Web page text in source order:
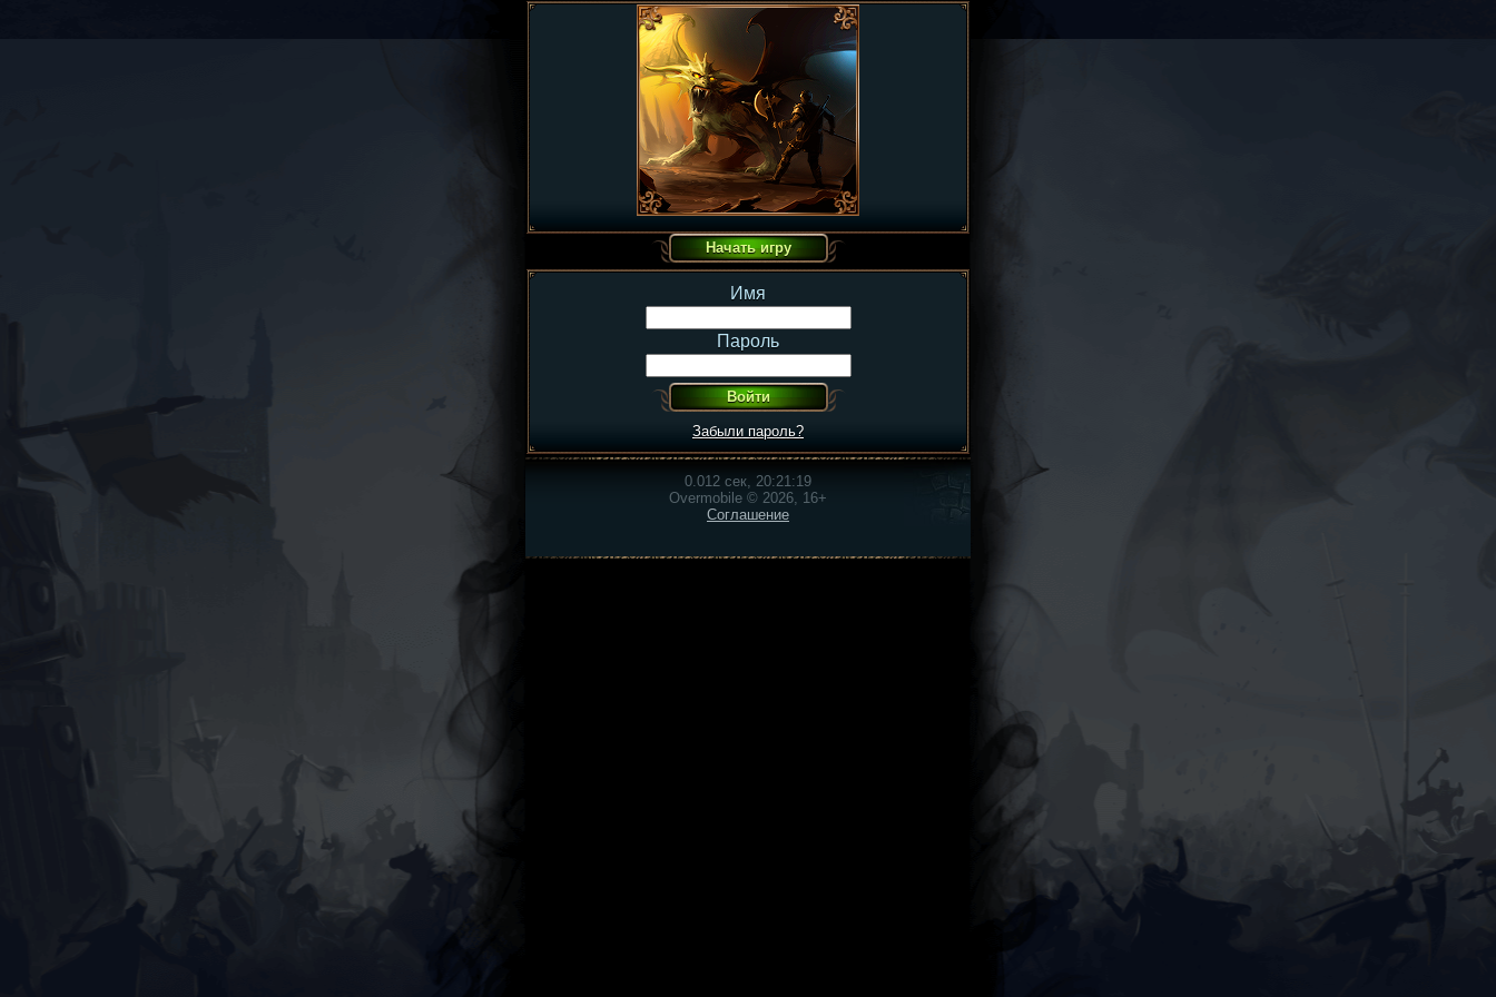
Имя
Пароль
Забыли пароль?
0.012 сек, 20:21:19
Overmobile © 2026, 16+
Соглашение